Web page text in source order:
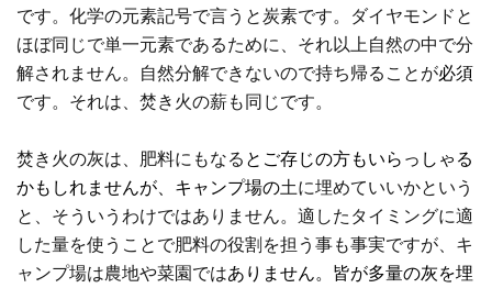
です。化学の元素記号で言うと炭素です。ダイヤモンドと
ほぼ同じで単一元素であるために、それ以上自然の中で分
解されません。自然分解できないので持ち帰ることが必須
です。それは、焚き火の薪も同じです。
焚き火の灰は、肥料にもなるとご存じの方もいらっしゃる
かもしれませんが、キャンプ場の土に埋めていいかという
と、そういうわけではありません。適したタイミングに適
した量を使うことで肥料の役割を担う事も事実ですが、キ
ャンプ場は農地や菜園ではありません。皆が多量の灰を埋